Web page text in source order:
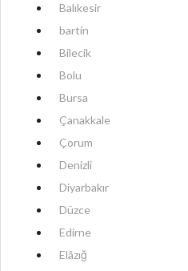
Balıkesir
bartin
Bilecik
Bolu
Bursa
Çanakkale
Çorum
Denizli
Diyarbakır
Düzce
Edirne
Elâzığ